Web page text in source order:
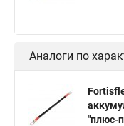
Аналоги по
"плюс-